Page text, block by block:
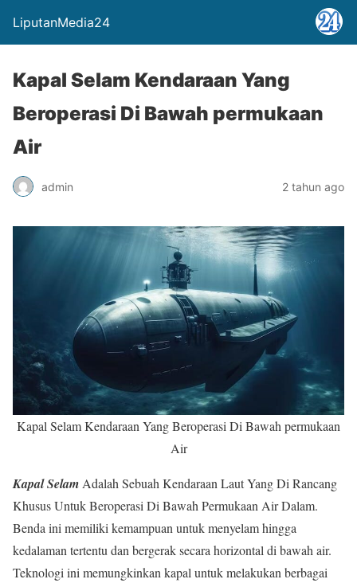
LiputanMedia24
Kapal Selam Kendaraan Yang
Beroperasi Di Bawah permukaan
Air
admin 2 tahun ago
Kapal Selam Kendaraan Yang Beroperasi Di Bawah permukaan
Air
Kapal Selam Adalah Sebuah Kendaraan Laut Yang Di Rancang
Khusus Untuk Beroperasi Di Bawah Permukaan Air Dalam.
Benda ini memiliki kemampuan untuk menyelam hingga
kedalaman tertentu dan bergerak secara horizontal di bawah air.
Teknologi ini memungkinkan kapal untuk melakukan berbagai